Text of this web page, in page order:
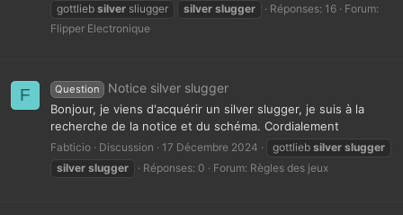
gottlieb silver sliugger silver slugger Réponses: 16
Forum:
Flipper Electronique
F Question Notice silver slugger
Bonjour, je viens d'acquérir un silver slugger, je suis à la
recherche de la notice et du schéma. Cordialement
Fabticio Discussion 17 Décembre 2024 gottlieb silver slugger
silver slugger Réponses: 0 Forum: Règles des jeux